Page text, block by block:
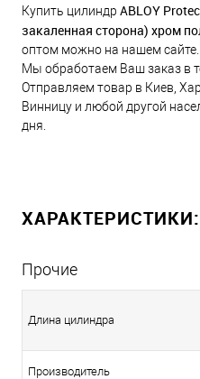
Купить цилиндр ABLOY
закаленная сторона) хром
оптом можно на нашем сайте.
Мы обработаем Ваш заказ в
Отправляем товар в Киев,
Винницу и любой другой
дня.
ХАРАКТЕРИСТИКИ:
Прочие
Длина цилиндра
Производитель